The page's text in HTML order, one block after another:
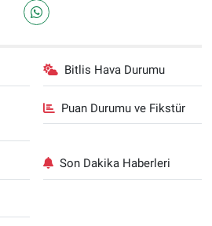
Bitlis Hava Durumu
Puan Durumu ve Fikstür
Son Dakika Haberleri